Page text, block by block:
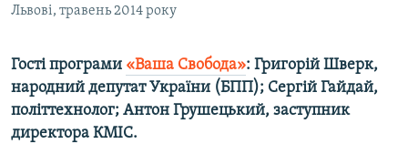
УКР
ДОЛУЧАЙСЯ!
Львові, травень 2014 року
Гості програми «Ваша Свобода»: Григорій Шверк,
народний депутат України (БПП); Сергій Гайдай,
політтехнолог; Антон Грушецький, заступник
директора КМІС.